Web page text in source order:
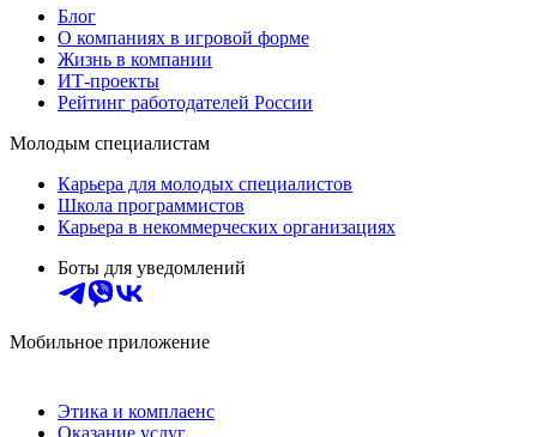
Блог
О компаниях в игровой форме
Жизнь в компании
ИТ-проекты
Рейтинг работодателей России
Молодым специалистам
Карьера для молодых специалистов
Школа программистов
Карьера в некоммерческих организациях
Боты для уведомлений
Мобильное приложение
Этика и комплаенс
Оказание услуг